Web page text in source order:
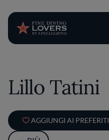
Lillo Tatini
AGGIUNGI AI PREFERITI